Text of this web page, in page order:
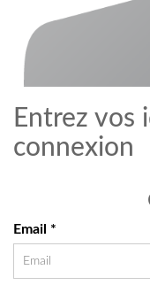
Entrez vos
connexion
Email *